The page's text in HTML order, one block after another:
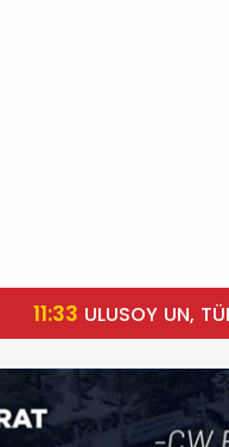
11:33 ULUSOY UN,